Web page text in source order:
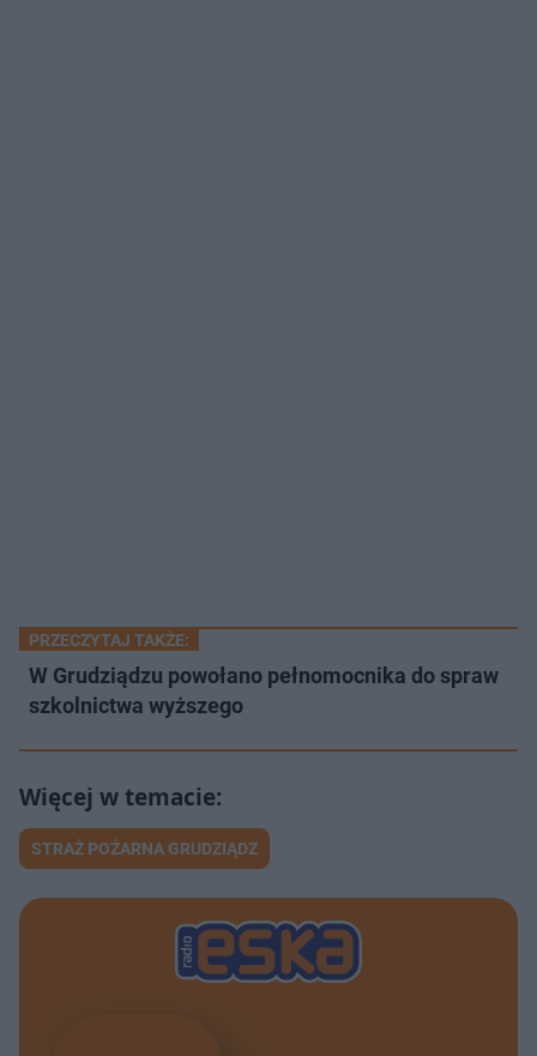
PRZECZYTAJ TAKŻE:
W Grudziądzu powołano pełnomocnika do spraw
szkolnictwa wyższego
STRAŻ POŻARNA GRUDZIĄDZ